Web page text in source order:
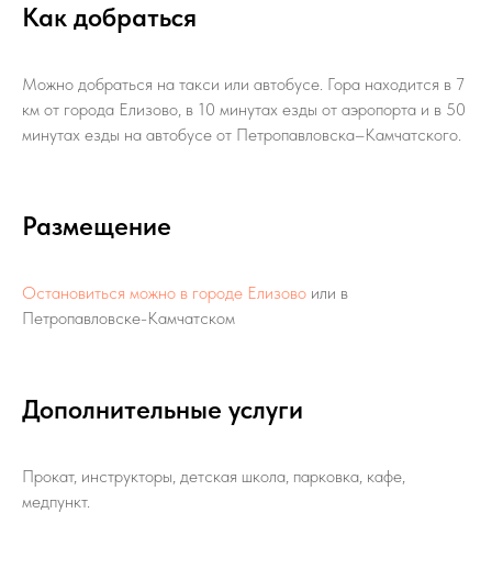
Как добраться
Можно добраться на такси или автобусе. Гора находится в 7
км от города Елизово, в 10 минутах езды от аэропорта и в 50
минутах езды на автобусе от Петропавловска–Камчатского.
Размещение
Остановиться можно в городе Елизово или в
Петропавловске-Камчатском
Дополнительные услуги
Прокат, инструкторы, детская школа, парковка, кафе,
медпункт.